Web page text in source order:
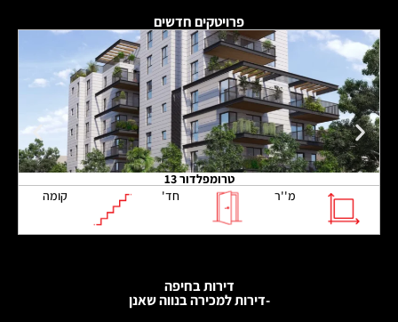
פרויטקים חדשים
טרומפלדור 13
מ''ר
חד' קומה
דירות בחיפה
-דירות למכירה בנווה שאנן